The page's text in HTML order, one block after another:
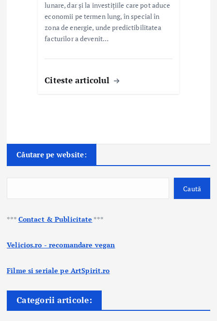
lunare, dar și la investițiile care pot aduce
economii pe termen lung, în special în
zona de energie, unde predictibilitatea
facturilor a devenit…
Citeste articolul
Căutare pe website:
Caută
*** Contact & Publicitate ***
Velicios.ro - recomandare vegan
Filme si seriale pe ArtSpirit.ro
Categorii articole: